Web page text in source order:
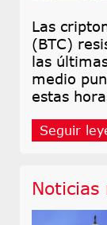
Las
(BTC)
las
medio
estas
Seguir
Noticias